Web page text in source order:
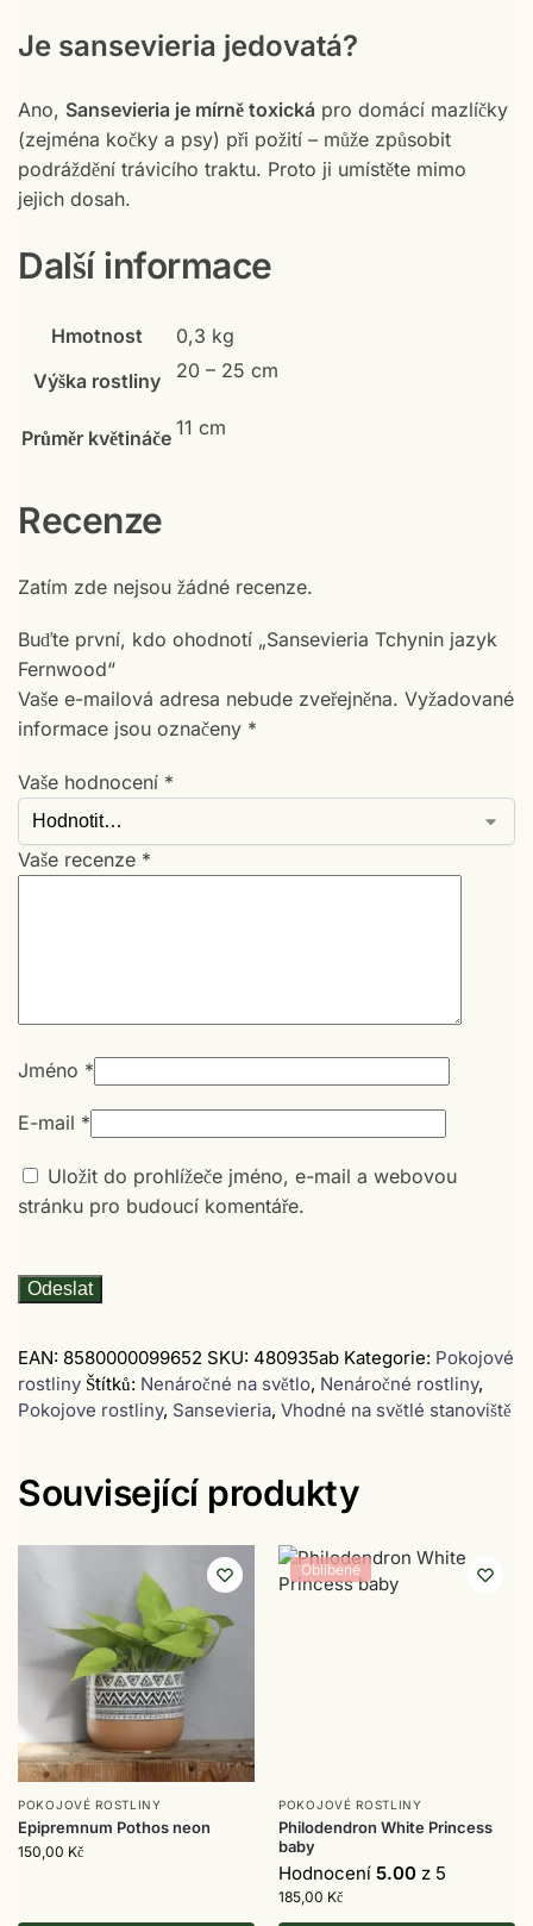
Je sansevieria jedovatá?
Ano, Sansevieria je mírně toxická pro domácí mazlíčky
(zejména kočky a psy) při požití – může způsobit
podráždění trávicího traktu. Proto ji umístěte mimo
jejich dosah.
Další informace
Hmotnost
0,3 kg
Výška rostliny
20 – 25 cm
Průměr květináče 11 cm
Recenze
Zatím zde nejsou žádné recenze.
Buďte první, kdo ohodnotí „Sansevieria Tchynin jazyk
Fernwood“
Vaše e-mailová adresa nebude zveřejněna. Vyžadované
informace jsou označeny *
Vaše hodnocení *
Vaše recenze *
Jméno *
E-mail *
Uložit do prohlížeče jméno, e-mail a webovou
stránku pro budoucí komentáře.
EAN: 8580000099652 SKU: 480935ab Kategorie: Pokojové
rostliny Štítků: Nenáročné na světlo, Nenáročné rostliny,
Pokojove rostliny, Sansevieria, Vhodné na světlé stanoviště
Související produkty
POKOJOVÉ ROSTLINY
Epipremnum Pothos neon
150,00 Kč
Oblíbené
POKOJOVÉ ROSTLINY
Philodendron White Princess
baby
Hodnocení 5.00 z 5
185,00 Kč